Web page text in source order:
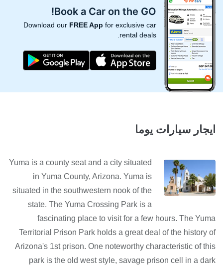
Book a Car on the GO!
Download our FREE App for exclusive car
rental deals.
ايجار سيارات يوما
Yuma is a county seat and a city situated
in Yuma County, Arizona. Yuma is
situated in the southwestern nook of the
state. The Yuma Crossing Park is a
fascinating place to visit for a few hours. The Yuma
Territorial Prison Park holds a great deal of the history of
Arizona's 1st prison. One noteworthy characteristic of this
park is the old west style, savage prison cell in a dark